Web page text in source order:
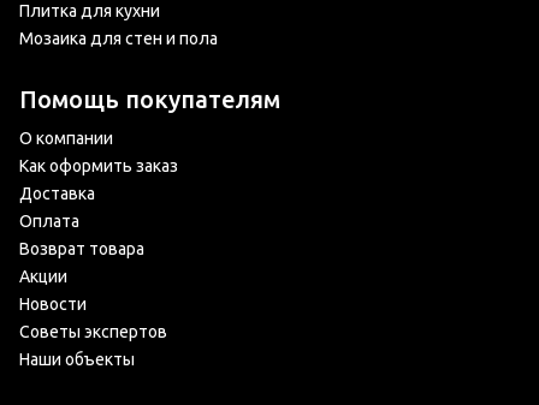
Плитка для кухни
Мозаика для стен и пола
Помощь покупателям
О компании
Как оформить заказ
Доставка
Оплата
Возврат товара
Акции
Новости
Советы экспертов
Наши объекты